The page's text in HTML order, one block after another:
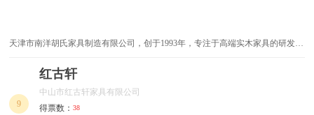
天津市南洋胡氏家具制造有限公司，创于1993年，专注于高端实木家具的研发与
木家具。
9
红古轩
中山市红古轩家具有限公司
得票数：38